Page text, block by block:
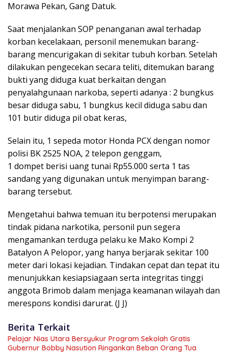
Morawa Pekan, Gang Datuk.
Saat menjalankan SOP penanganan awal terhadap
korban kecelakaan, personil menemukan barang-
barang mencurigakan di sekitar tubuh korban. Setelah
dilakukan pengecekan secara teliti, ditemukan barang
bukti yang diduga kuat berkaitan dengan
penyalahgunaan narkoba, seperti adanya : 2 bungkus
besar diduga sabu, 1 bungkus kecil diduga sabu dan
101 butir diduga pil obat keras,
Selain itu, 1 sepeda motor Honda PCX dengan nomor
polisi BK 2525 NOA, 2 telepon genggam,
1 dompet berisi uang tunai Rp55.000 serta 1 tas
sandang yang digunakan untuk menyimpan barang-
barang tersebut.
Mengetahui bahwa temuan itu berpotensi merupakan
tindak pidana narkotika, personil pun segera
mengamankan terduga pelaku ke Mako Kompi 2
Batalyon A Pelopor, yang hanya berjarak sekitar 100
meter dari lokasi kejadian. Tindakan cepat dan tepat itu
menunjukkan kesiapsiagaan serta integritas tinggi
anggota Brimob dalam menjaga keamanan wilayah dan
merespons kondisi darurat. (J J)
Berita Terkait
Pelajar Nias Utara Bersyukur Program Sekolah Gratis
Gubernur Bobby Nasution Ringankan Beban Orang Tua